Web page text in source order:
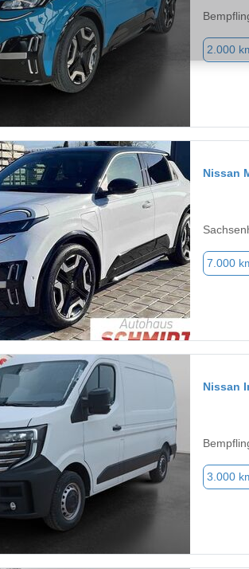
2.000
Nissan
7.000
Nissan
3.000